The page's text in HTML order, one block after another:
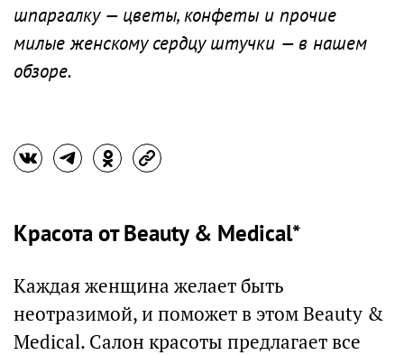
шпаргалку — цветы, конфеты и прочие
милые женскому сердцу штучки — в нашем
обзоре.
Красота от Beauty & Medical*
Каждая женщина желает быть
неотразимой, и поможет в этом Beauty &
Medical. Салон красоты предлагает все